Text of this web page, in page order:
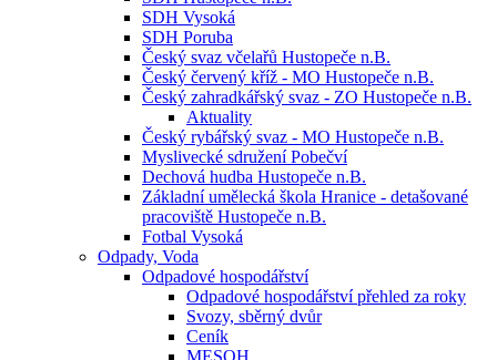
SDH Vysoká
SDH Poruba
Český svaz včelařů Hustopeče n.B.
Český červený kříž - MO Hustopeče n.B.
Český zahradkářský svaz - ZO Hustopeče n.B.
Aktuality
Český rybářský svaz - MO Hustopeče n.B.
Myslivecké sdružení Pobečví
Dechová hudba Hustopeče n.B.
Základní umělecká škola Hranice - detašované
pracoviště Hustopeče n.B.
Fotbal Vysoká
Odpady, Voda
Odpadové hospodářství
Odpadové hospodářství přehled za roky
Svozy, sběrný dvůr
Ceník
MESOH